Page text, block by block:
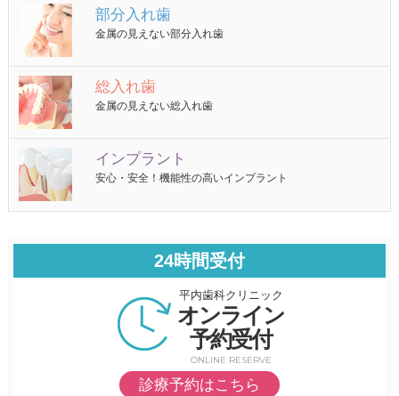
部分入れ歯
金属の見えない部分入れ歯
総入れ歯
金属の見えない総入れ歯
インプラント
安心・安全！機能性の高いインプラント
24時間受付
平内歯科クリニック
オンライン
予約受付
ONLINE RESERVE
診療予約はこちら